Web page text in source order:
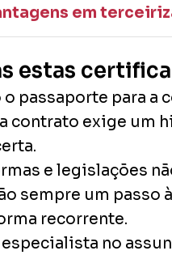
em
estas
passaporte para a
contrato exige um
e legislações
sempre um passo
recorrente.
especialista no